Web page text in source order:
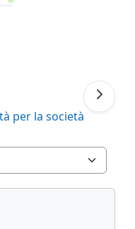
per la società